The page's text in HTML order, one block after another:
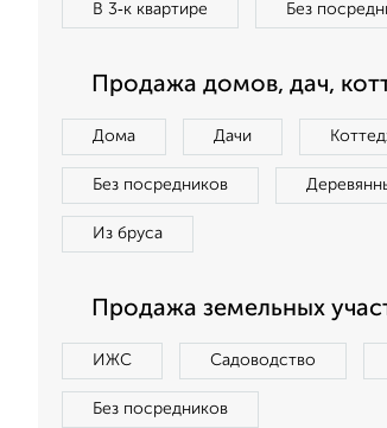
В 3‑к квартире Без
Продажа домов, дач,
Дома Дачи
Без посредников
Из бруса
Продажа земельных
ИЖС Садоводство
Без посредников